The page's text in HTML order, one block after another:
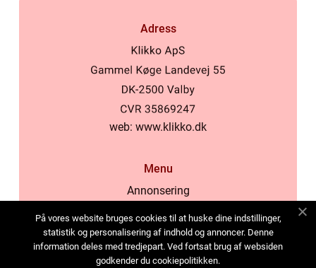
Adress
web: www.klikko.dk
Menu
Annonsering
Cookies
Kontakta oss
På vores website bruges cookies til at huske dine indstillinger,
statistik og personalisering af indhold og annoncer. Denne
information deles med tredjepart. Ved fortsat brug af websiden
godkender du cookiepolitikken.